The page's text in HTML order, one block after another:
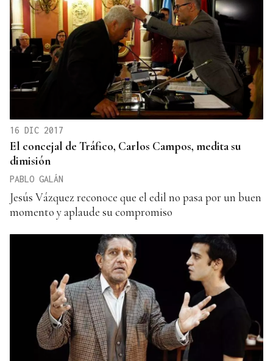
16 DIC 2017
El concejal de Tráfico, Carlos Campos, medita su
dimisión
PABLO GALÁN
Jesús Vázquez reconoce que el edil no pasa por un buen
momento y aplaude su compromiso